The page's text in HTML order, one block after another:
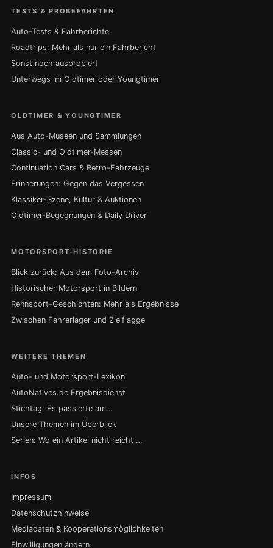
TESTS & PROBEFAHRTEN
Auto-Tests & Fahrberichte
Roadtrips: Mehr als nur ein Fahrbericht
Sonst noch ausprobiert
Unterwegs im Oldtimer oder Youngtimer
OLDTIMER & YOUNGTIMER
Aus Auto-Museen und Sammlungen
Classic- und Oldtimer-Messen
Continuation Cars & Retro-Fahrzeuge
Erinnerungen: Gegen das Vergessen
Klassiker-Szene, Kultur & Auktionen
Oldtimer-Begegnungen & Daily Driver
MOTORSPORT-HISTORIE
Blick zurück: Aus dem Foto-Archiv
Historischer Motorsport in Bildern
Rennsport-Geschichten: Mehr als Ergebnisse
Zwischen Fahrerlager und Zielflagge
WEITERE THEMEN
Auto- und Motorsport-Lexikon
AutoNatives.de Ergebnisdienst
Stichtag: Es passierte am…
Unsere Themen im Überblick
Serien: Wo ein Artikel nicht reicht …
INFOS
Impressum
Datenschutzhinweise
Mediadaten & Kooperationsmöglichkeiten
Einwilligungen ändern